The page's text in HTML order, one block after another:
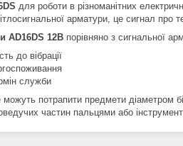
для роботи в різноманітних
арматури, це сигнал про
AD16DS 12В порівняно з сигнальної
до вібрації
служби
можуть потрапити предмети діаметром
частин пальцями або